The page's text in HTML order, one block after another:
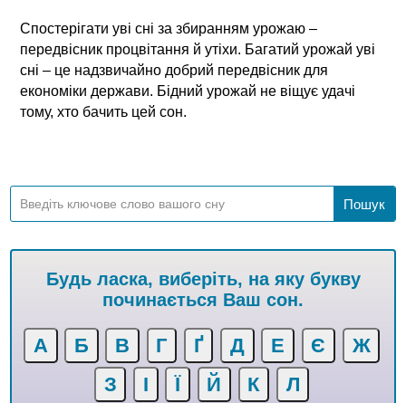
Спостерігати уві сні за збиранням урожаю –
передвісник процвітання й утіхи. Багатий урожай уві
сні – це надзвичайно добрий передвісник для
економіки держави. Бідний урожай не віщує удачі
тому, хто бачить цей сон.
Будь ласка, виберіть, на яку букву
починається Ваш сон.
А Б В Г Ґ Д Е Є
Ж
З
І Ї Й К Л